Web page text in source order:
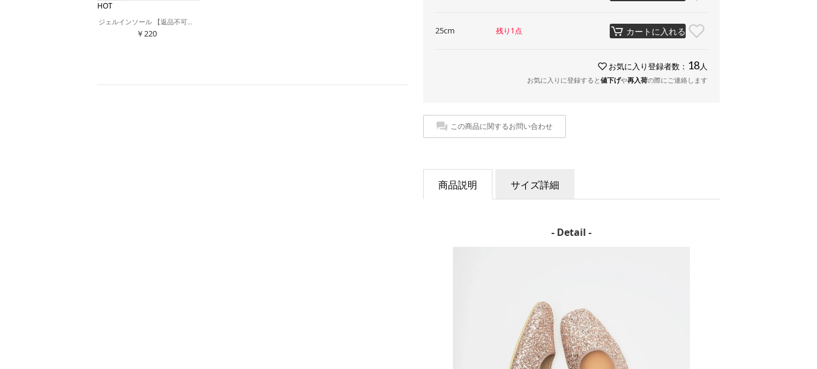
HOT
ジェルインソール 【返品不可商品】 （クリア）
￥220 25cm 残り1点 カートに入れる
お気に入り登録者数： 18 人
お気に入りに登録すると値下げや再入荷の際にご連絡します
この商品に関するお問い合わせ
商品説明 サイズ詳細
- Detail -